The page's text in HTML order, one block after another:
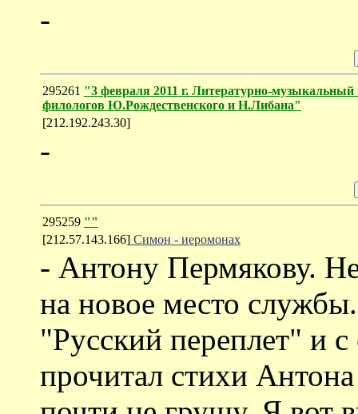
-
295261 "3 февраля 2011 г. Литературно-
филологов Ю.Рождественского и Н.Либана"
[212.192.243.30]
-
295259 ""
[212.57.143.166] Симон - иеромонах
- Антону Пермякову.
на новое место
"Русский переплет" и
прочитал стихи